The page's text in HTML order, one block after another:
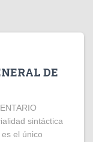
DE
sintáctica
el único